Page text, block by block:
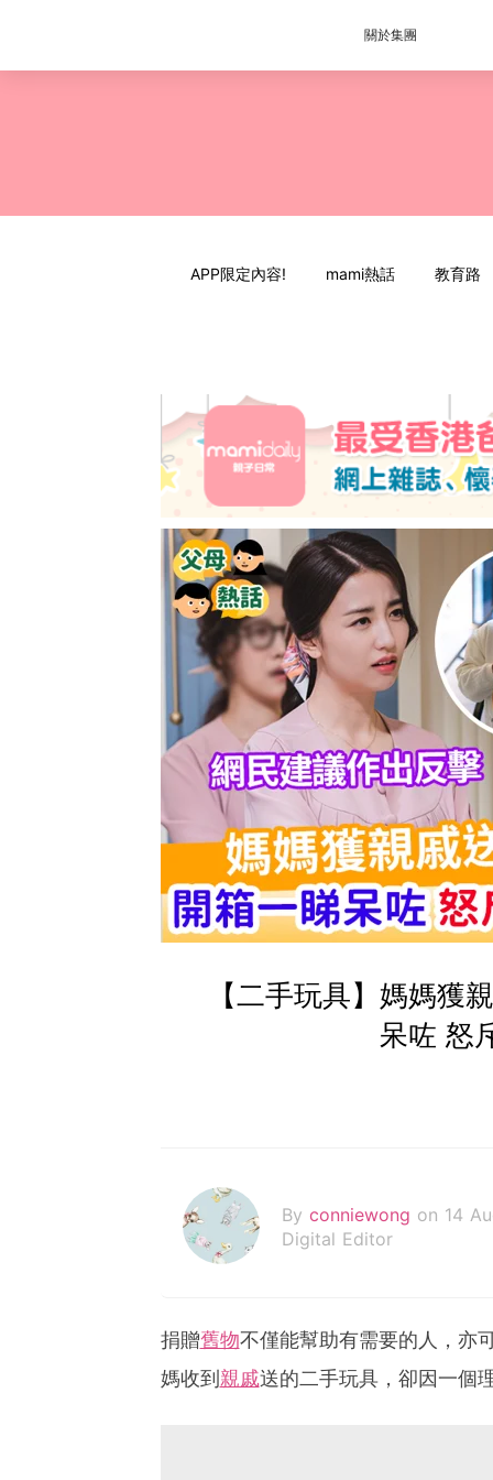
關於集團
APP限定內容! mami熱話 教育路
【二手玩具】媽媽獲
呆咗 怒
By conniewong on 14
Digital Editor
捐贈舊物不僅能幫助有需要的人，亦
媽收到 親戚送的二手玩具，卻因一個